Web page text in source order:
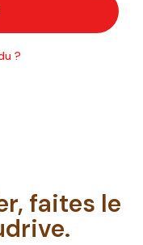
?
faites le